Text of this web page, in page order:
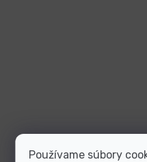
Používame súbory